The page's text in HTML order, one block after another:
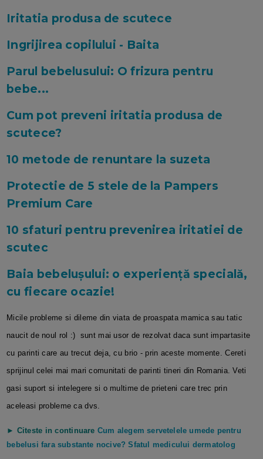
Iritatia produsa de scutece
Ingrijirea copilului - Baita
Parul bebelusului: O frizura pentru
bebe...
Cum pot preveni iritatia produsa de
scutece?
10 metode de renuntare la suzeta
Protectie de 5 stele de la Pampers
Premium Care
10 sfaturi pentru prevenirea iritatiei de
scutec
Baia bebeluşului: o experienţă specială,
cu fiecare ocazie!
Micile probleme si dileme din viata de proaspata mamica sau tatic
naucit de noul rol :) sunt mai usor de rezolvat daca sunt impartasite
cu parinti care au trecut deja, cu brio - prin aceste momente. Cereti
sprijinul celei mai mari comunitati de parinti tineri din Romania. Veti
gasi suport si intelegere si o multime de prieteni care trec prin
aceleasi probleme ca dvs.
► Citeste in continuare Cum alegem servetelele umede pentru
bebelusi fara substante nocive? Sfatul medicului dermatolog